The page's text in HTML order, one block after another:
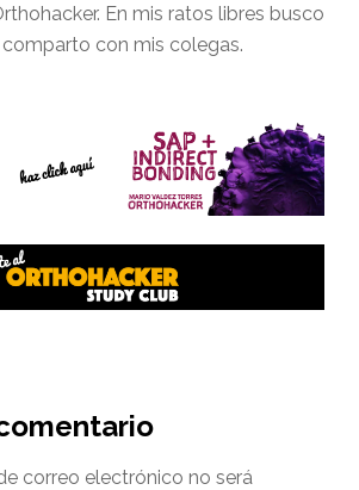
En mis ratos libres busco
con mis colegas.
correo electrónico no será